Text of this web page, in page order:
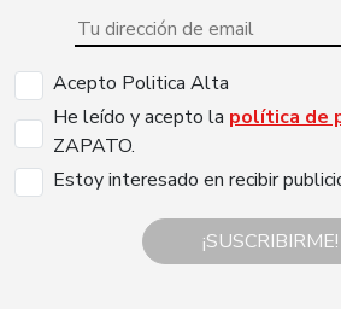
Acepto Politica Alta
He leído y acepto la política de
ZAPATO.
Estoy interesado en recibir
¡SUSCRIBIRME!